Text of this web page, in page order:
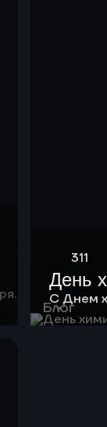
Блог
311
День
С Днем